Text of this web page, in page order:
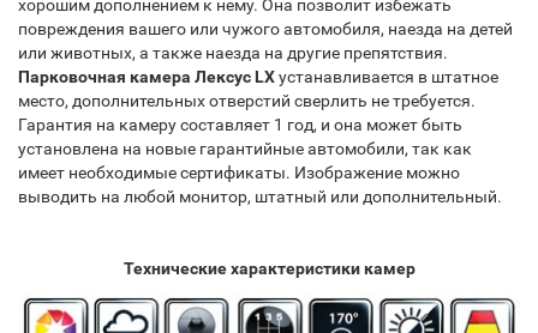
хорошим дополнением к нему. Она позволит избежать
повреждения вашего или чужого автомобиля, наезда на детей
или животных, а также наезда на другие препятствия.
Парковочная камера Лексус LXустанавливается в штатное
место, дополнительных отверстий сверлить не требуется.
Гарантия на камеру составляет 1 год, и она может быть
установлена на новые гарантийные автомобили, так как
имеет необходимые сертификаты. Изображение можно
выводить на любой монитор, штатный или дополнительный.
Технические характеристики камер